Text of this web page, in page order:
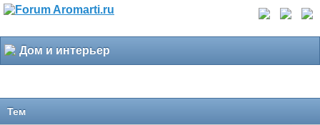
Дом и интерьер
Тем